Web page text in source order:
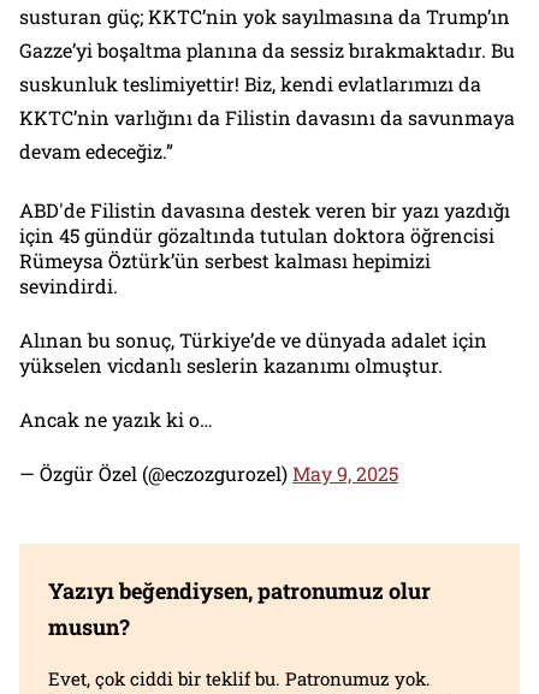
susturan güç; KKTC’nin yok sayılmasına da Trump’ın
Gazze’yi boşaltma planına da sessiz bırakmaktadır. Bu
suskunluk teslimiyettir! Biz, kendi evlatlarımızı da
KKTC’nin varlığını da Filistin davasını da savunmaya
devam edeceğiz.”
ABD'de Filistin davasına destek veren bir yazı yazdığı
için 45 gündür gözaltında tutulan doktora öğrencisi
Rümeysa Öztürk’ün serbest kalması hepimizi
sevindirdi.
Alınan bu sonuç, Türkiye’de ve dünyada adalet için
yükselen vicdanlı seslerin kazanımı olmuştur.
Ancak ne yazık ki o…
— Özgür Özel (@eczozgurozel)May 9, 2025
Yazıyı beğendiysen, patronumuz olur
musun?
Evet, çok ciddi bir teklif bu. Patronumuz yok.